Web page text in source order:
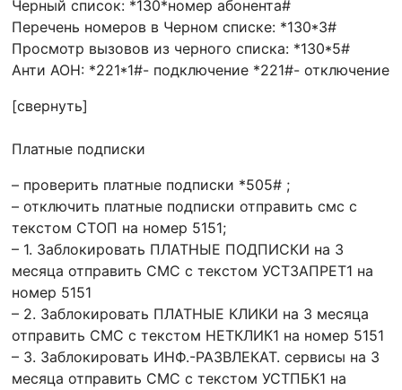
Черный список: *130*номер абонента#
Перечень номеров в Черном списке: *130*3#
Просмотр вызовов из черного списка: *130*5#
Анти АОН: *221*1#- подключение *221#- отключение
[свернуть]
Платные подписки
– проверить платные подписки *505# ;
– отключить платные подписки отправить смс с
текстом СТОП на номер 5151;
– 1. Заблокировать ПЛАТНЫЕ ПОДПИСКИ на 3
месяца отправить СМС с текстом УСТЗАПРЕТ1 на
номер 5151
– 2. Заблокировать ПЛАТНЫЕ КЛИКИ на 3 месяца
отправить СМС с текстом НЕТКЛИК1 на номер 5151
– 3. Заблокировать ИНФ.-РАЗВЛЕКАТ. сервисы на 3
месяца отправить СМС с текстом УСТПБК1 на